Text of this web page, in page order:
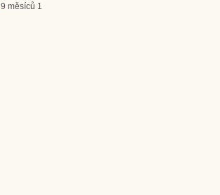
9 měsíců 1